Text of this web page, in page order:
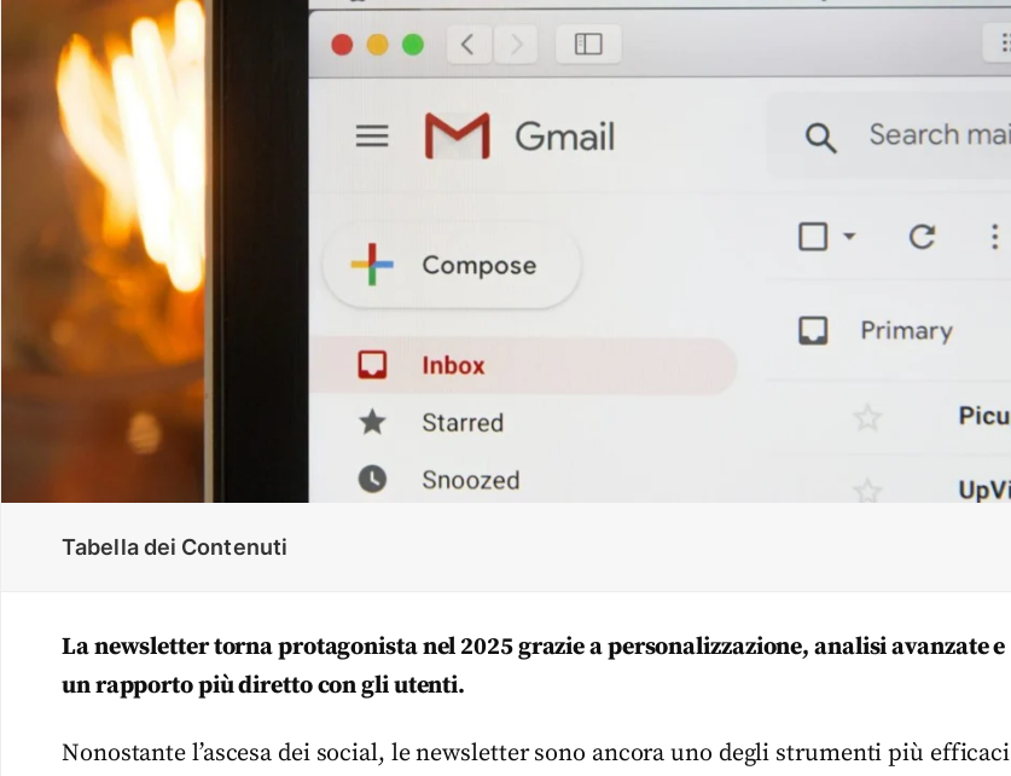
Tabella dei Contenuti
La newsletter torna protagonista nel 2025 grazie a personalizzazione, analisi avanzate e
un rapporto più diretto con gli utenti.
Nonostante l’ascesa dei social, le newsletter sono ancora uno degli strumenti più efficaci